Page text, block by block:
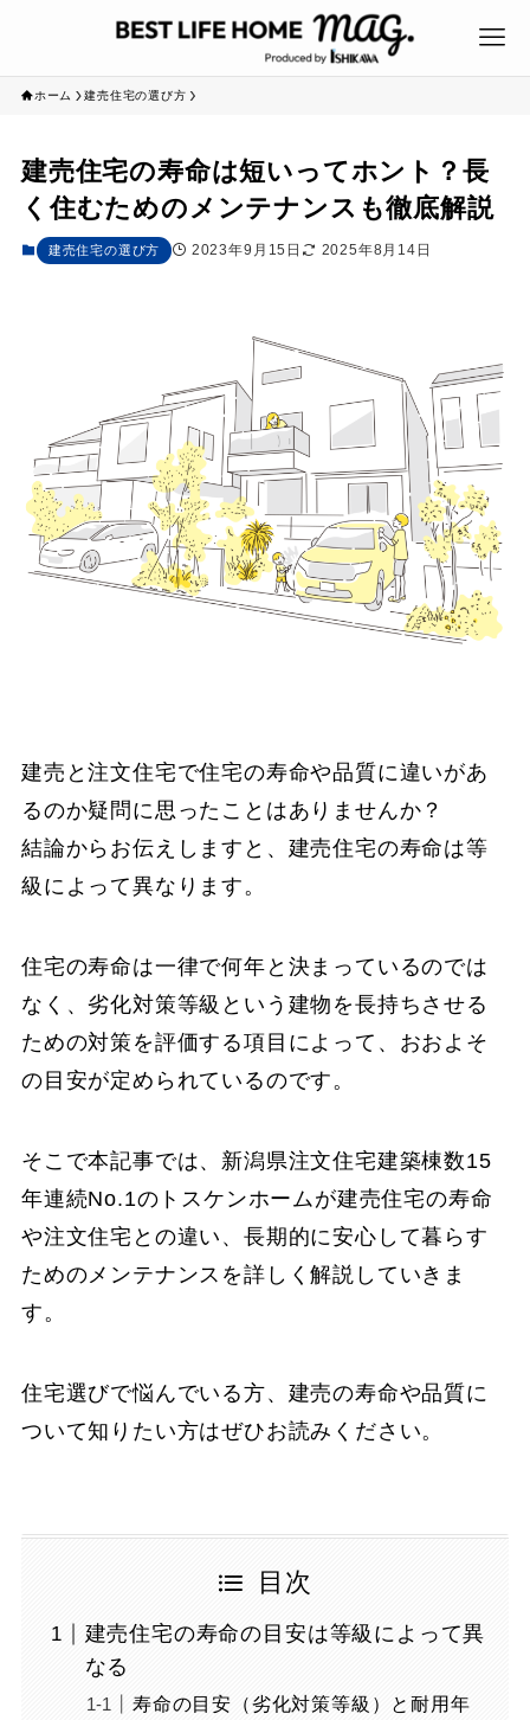
ホーム 建売住宅の選び方
建売住宅の寿命は短いってホント？長
く住むためのメンテナンスも徹底解説
建売住宅の選び方 2023年9月15日 2025年8月14日
建売と注文住宅で住宅の寿命や品質に違いがあ
るのか疑問に思ったことはありませんか？
結論からお伝えしますと、建売住宅の寿命は等
級によって異なります。
住宅の寿命は一律で何年と決まっているのでは
なく、劣化対策等級という建物を長持ちさせる
ための対策を評価する項目によって、おおよそ
の目安が定められているのです。
そこで本記事では、新潟県注文住宅建築棟数15
年連続No.1のトスケンホームが建売住宅の寿命
や注文住宅との違い、長期的に安心して暮らす
ためのメンテナンスを詳しく解説していきま
す。
住宅選びで悩んでいる方、建売の寿命や品質に
ついて知りたい方はぜひお読みください。
目次
建売住宅の寿命の目安は等級によって異
なる
寿命の目安（劣化対策等級）と耐用年